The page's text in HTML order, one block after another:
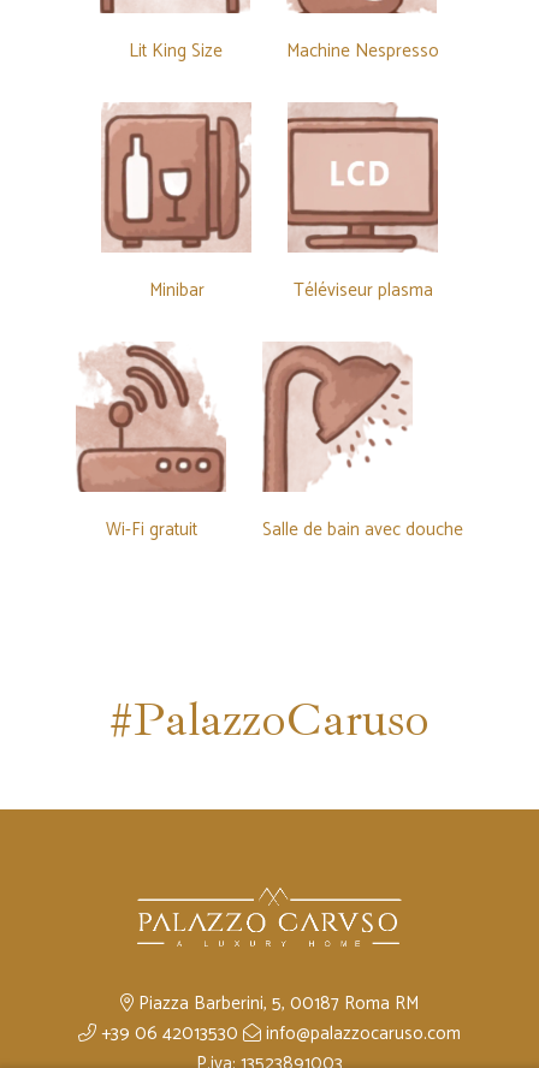
Lit King Size Machine Nespresso
Minibar Téléviseur plasma
Wi-Fi gratuit Salle de bain avec douche
#PalazzoCaruso
Piazza Barberini, 5, 00187 Roma RM
+39 06 42013530
info@palazzocaruso.com